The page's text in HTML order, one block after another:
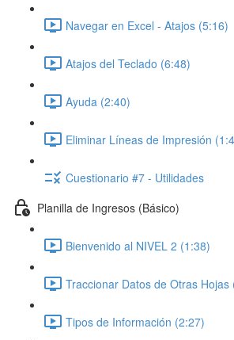
Navegar en Excel - Atajos (5:16)
Atajos del Teclado (6:48)
Ayuda (2:40)
Eliminar Líneas de Impresión
Cuestionario #7 - Utilidades
Planilla de Ingresos (Básico)
Bienvenido al NIVEL 2 (1:38)
Traccionar Datos de Otras Hojas
Tipos de Información (2:27)